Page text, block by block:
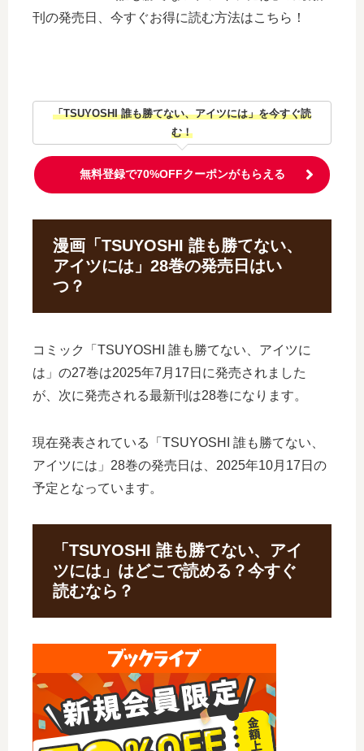
刊の発売日、今すぐお得に読む方法はこちら！
「TSUYOSHI 誰も勝てない、アイツには」を今すぐ読
む！
無料登録で70%OFFクーポンがもらえる
漫画「TSUYOSHI 誰も勝てない、
アイツには」28巻の発売日はい
つ？
コミック「TSUYOSHI 誰も勝てない、アイツに
は」の27巻は2025年7月17日に発売されました
が、次に発売される最新刊は28巻になります。
現在発表されている「TSUYOSHI 誰も勝てない、
アイツには」28巻の発売日は、2025年10月17日の
予定となっています。
「TSUYOSHI 誰も勝てない、アイ
ツには」はどこで読める？今すぐ
読むなら？